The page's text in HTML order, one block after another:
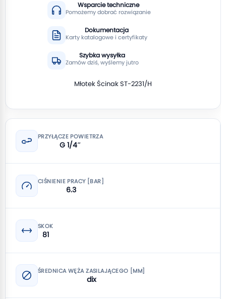
Wsparcie techniczne
Pomożemy dobrać rozwiązanie
Dokumentacja
Karty katalogowe i certyfikaty
Szybka wysyłka
Zamów dziś, wyślemy jutro
Młotek Ścinak ST-2231/H
PRZYŁĄCZE POWIETRZA
G 1/4″
CIŚNIENIE PRACY [BAR]
6.3
SKOK
81
ŚREDNICA WĘŻA ZASILAJĄCEGO [MM]
dix